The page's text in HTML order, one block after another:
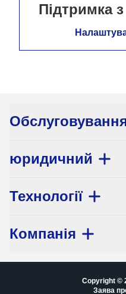
Підтримка
Обслуговування
юридичний
Технології
Компанія
Copyright ©
Заява